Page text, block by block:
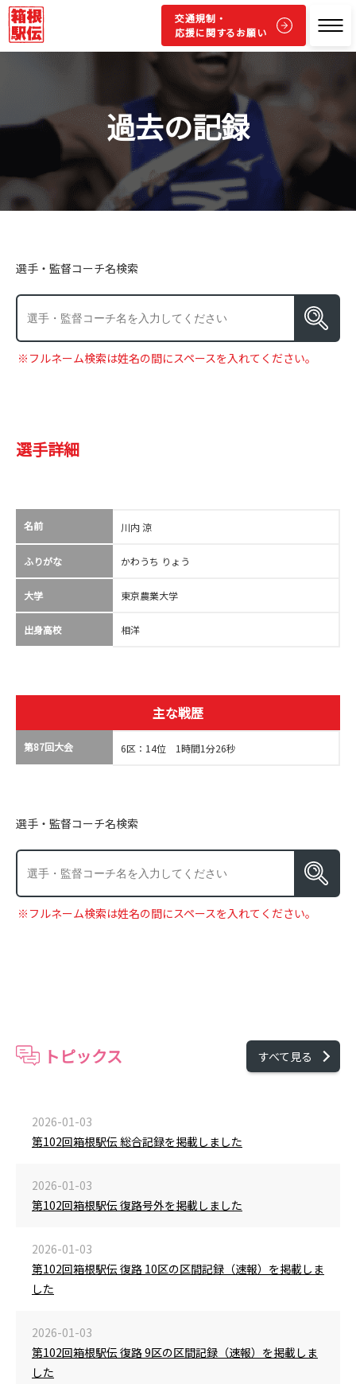
交通規制・
応援に関するお願い
過去の記録
選手・監督コーチ名検索
※フルネーム検索は姓名の間にスペースを入れてください。
選手詳細
名前 川内 涼
ふりがな かわうち りょう
大学 東京農業大学
出身高校 相洋
主な戦歴
第87回大会 6区：14位 1時間1分26秒
選手・監督コーチ名検索
※フルネーム検索は姓名の間にスペースを入れてください。
トピックス すべて見る
2026-01-03
第102回箱根駅伝 総合記録を掲載しました
2026-01-03
第102回箱根駅伝 復路号外を掲載しました
2026-01-03
第102回箱根駅伝 復路 10区の区間記録（速報）を掲載しま
した
2026-01-03
第102回箱根駅伝 復路 9区の区間記録（速報）を掲載しま
した